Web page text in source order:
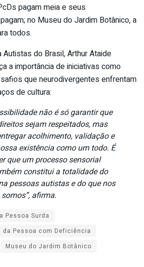
pagam meia e seus
no Museu do Jardim Botânico, a
todos.
do Brasil, Arthur Ataide
a importância de iniciativas como
que neurodivergentes enfrentam
de cultura:
não é só garantir que
sejam respeitados, mas
acolhimento, validação e
existência como um todo. É
que um processo sensorial
constitui a totalidade do
pessoas autistas e do que nos
afirma.
Pessoa Surda
da Pessoa com Deficiência
Museu do Jardim Botânico